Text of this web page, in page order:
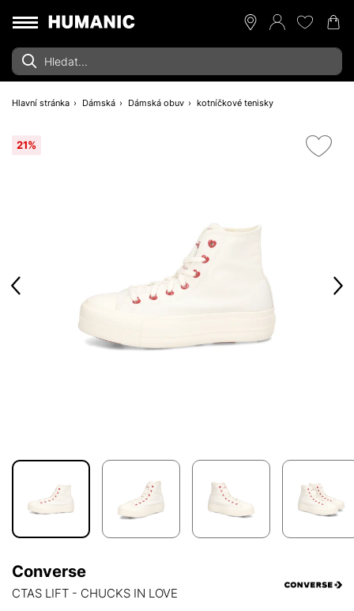
Hlavní stránka Dámská Dámská obuv kotníčkové tenisky
21%
Converse
CTAS LIFT - CHUCKS IN LOVE